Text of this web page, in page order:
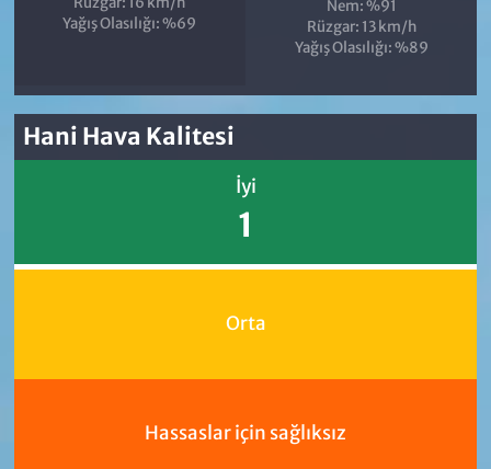
Yağış Olasılığı: %69
Nem: %91
Rüzgar: 13 km/h
Yağış Olasılığı: %89
Hani Hava Kalitesi
İyi
1
Orta
Hassaslar için sağlıksız